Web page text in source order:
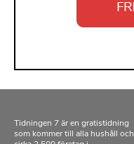
Tidningen 7 är en gratistidning
som kommer till alla hushåll och